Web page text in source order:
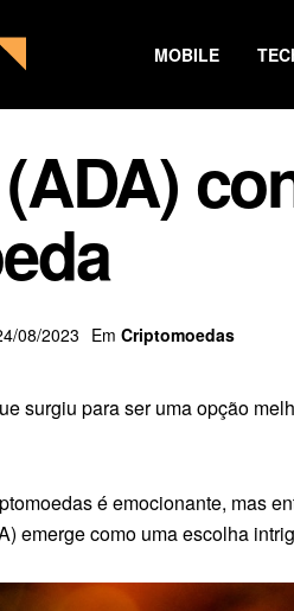
MOBILE
08/2023 Em Criptomoedas
surgiu para ser uma opção
é emocionante, mas
emerge como uma escolha